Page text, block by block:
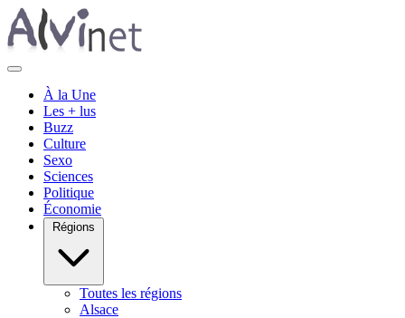
À la Une
Les + lus
Buzz
Culture
Sexo
Sciences
Politique
Économie
Régions
Toutes les régions
Alsace